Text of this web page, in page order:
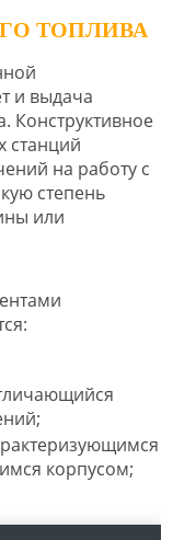
ТОПЛИВА
и выдача
Конструктивное
станций
на работу с
степень
или
корпусом;